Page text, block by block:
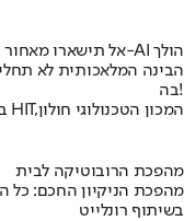
אל תישארו מאחור – בואו לגלות לאן ה-AI הולך
הבינה המלאכותית לא
בה!
בשיתוף HIT,המכון הטכנולוגי חולון
מהפכת הרובוטיקה לבית
מהפכת הניקיון החכם: כל
בשיתוף רונלייט